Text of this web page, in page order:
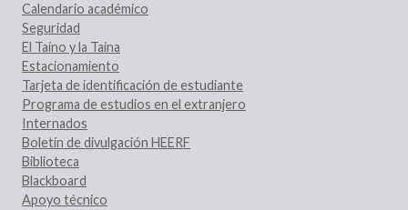
Calendario académico
Seguridad
El Taíno y la Taína
Estacionamiento
Tarjeta de identificación de estudiante
Programa de estudios en el extranjero
Internados
Boletín de divulgación HEERF
Biblioteca
Blackboard
Apoyo técnico